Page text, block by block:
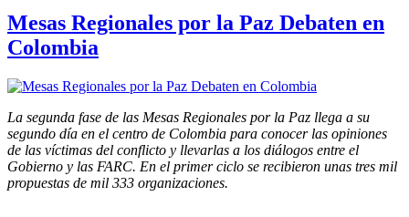
Mesas Regionales por la Paz Debaten en
Colombia
La segunda fase de las Mesas Regionales por la Paz llega a su
segundo día en el centro de Colombia para conocer las opiniones
de las víctimas del conflicto y llevarlas a los diálogos entre el
Gobierno y las FARC. En el primer ciclo se recibieron unas tres mil
propuestas de mil 333 organizaciones.